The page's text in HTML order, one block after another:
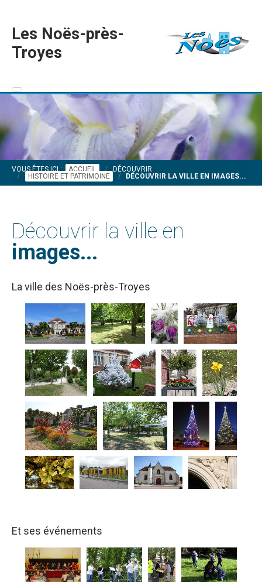
Les Noës-près-
Troyes
VOUS ÊTES ICI : ACCUEIL
DÉCOUVRIR
HISTOIRE ET PATRIMOINE
DÉCOUVRIR LA VILLE EN IMAGES...
Découvrir la ville en
images...
La ville des Noës-près-Troyes
Et ses événements